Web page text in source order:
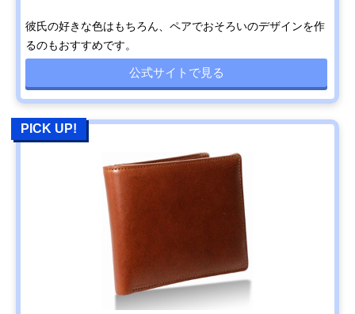
彼氏の好きな色はもちろん、ペアでおそろいのデザインを作
るのもおすすめです。
公式サイトで見る
PICK UP!